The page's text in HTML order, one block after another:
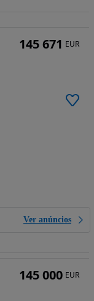
Ver anúncios
145 671 EUR
145 000 EUR